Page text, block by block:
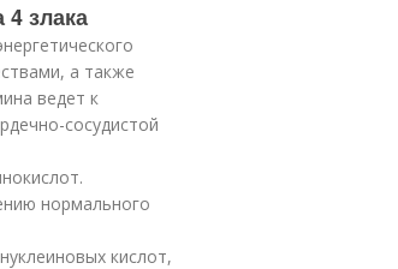
злака
а также
ведет к
сосудистой
нормального
кислот,